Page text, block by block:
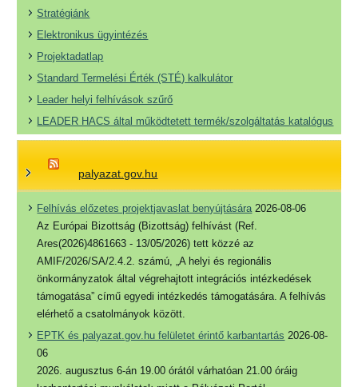
Stratégiánk
Elektronikus ügyintézés
Projektadatlap
Standard Termelési Érték (STÉ) kalkulátor
Leader helyi felhívások szűrő
LEADER HACS által működtetett termék/szolgáltatás katalógus
palyazat.gov.hu
Felhívás előzetes projektjavaslat benyújtására 2026-08-06
Az Európai Bizottság (Bizottság) felhívást (Ref.
Ares(2026)4861663 - 13/05/2026) tett közzé az
AMIF/2026/SA/2.4.2. számú, „A helyi és regionális
önkormányzatok által végrehajtott integrációs intézkedések
támogatása” című egyedi intézkedés támogatására. A felhívás
elérhető a csatolmányok között.
EPTK és palyazat.gov.hu felületet érintő karbantartás 2026-08-
06
2026. augusztus 6-án 19.00 órától várhatóan 21.00 óráig